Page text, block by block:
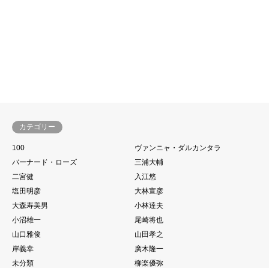
カテゴリー
100
ヴァンニャ・ダルカンタラ
バーナード・ローズ
三浦大輔
二宮健
入江悠
塩田明彦
大林宣彦
大森寿美男
小林達夫
小沼雄一
尾崎将也
山口雅俊
山田孝之
岸義幸
廣木隆一
未分類
柳楽優弥